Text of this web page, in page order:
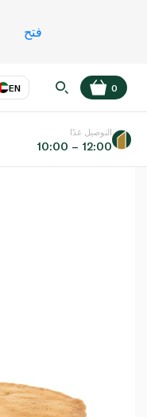
فتح
EN
عر
0
التوصيل غدًا
10:00 – 12:00